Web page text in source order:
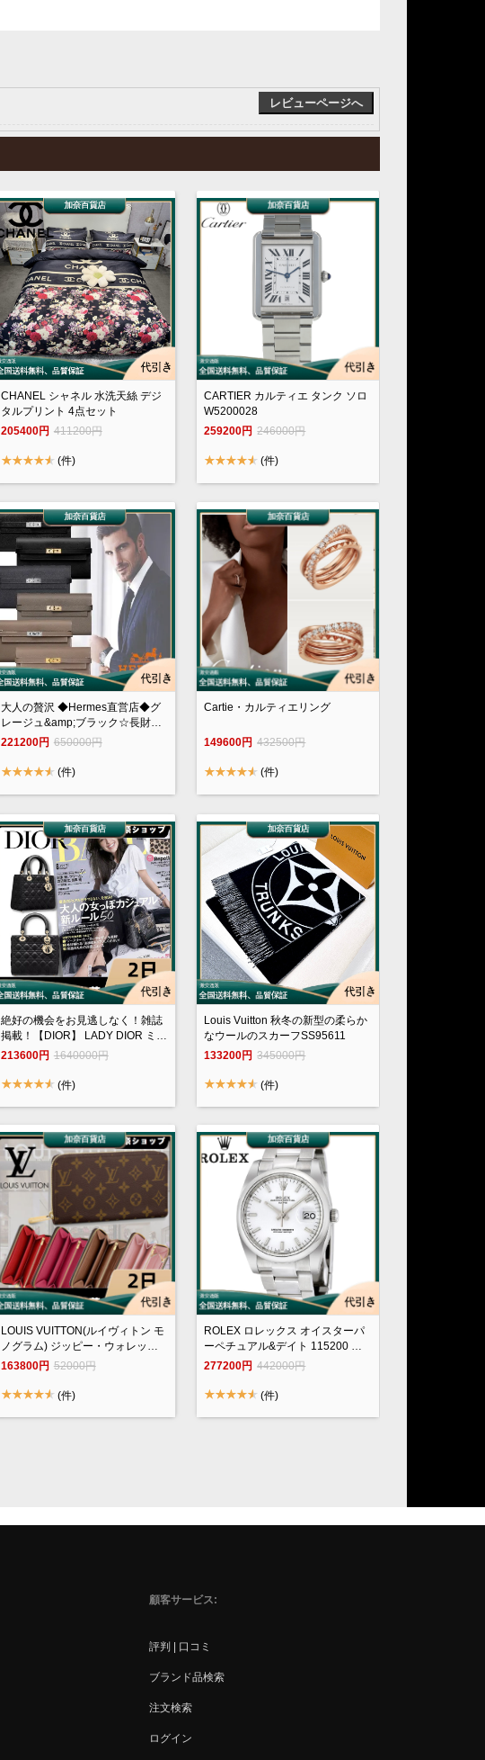
レビューページへ
CHANEL シャネル 水洗天絲 デジ
タルプリント 4点セット
205400円 411200円
(件)
CARTIER カルティエ タンク ソロ
W5200028
259200円 246000円
(件)
大人の贅沢 ◆Hermes直営店◆グ
レージュ&amp;ブラック☆長財布
KELLY
221200円 650000円
(件)
Cartie・カルティエリング
149600円 432500円
(件)
絶好の機会をお見逃しなく！雑誌
掲載！【DIOR】 LADY DIOR ミデ
ィアムバッグ
213600円 1640000円
(件)
Louis Vuitton 秋冬の新型の柔らか
なウールのスカーフSS95611
133200円 345000円
(件)
LOUIS VUITTON(ルイヴィトン モ
ノグラム) ジッピー・ウォレット
M41894 / M42616 / M41896 /
163800円 52000円
(件)
ROLEX ロレックス オイスターパ
ーペチュアル&デイト 115200 ホ
ワイト
277200円 442000円
(件)
顧客サービス
評判 | 口コミ
ブランド品検索
注文検索
ログイン